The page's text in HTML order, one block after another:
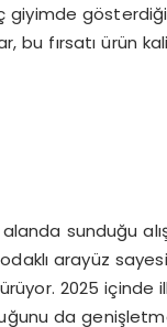
gösterdiği
bu fırsatı ürün
sunduğu
arayüz
2025 içinde
da